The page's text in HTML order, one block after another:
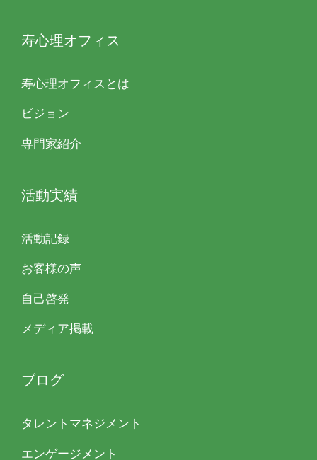
寿心理オフィス
寿心理オフィスとは
ビジョン
専門家紹介
活動実績
活動記録
お客様の声
自己啓発
メディア掲載
ブログ
タレントマネジメント
エンゲージメント